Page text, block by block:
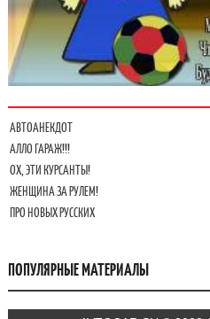
АВТОАНЕКДОТ
АЛЛО ГАРАЖ!!!
ОХ, ЭТИ КУРСАНТЫ!
ЖЕНЩИНА ЗА РУЛЕМ!
ПРО НОВЫХ РУССКИХ
ПОПУЛЯРНЫЕ МАТЕРИАЛЫ